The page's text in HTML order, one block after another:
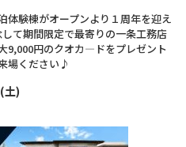
体験棟がオープンより１周年を迎え
て期間限定で最寄りの一条工務店
9,000円のクオカ―ドをプレゼント
場ください♪
土)